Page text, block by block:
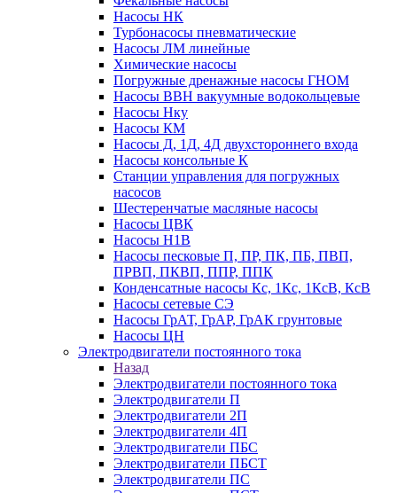
Насосы НК
Турбонасосы пневматические
Насосы ЛМ линейные
Химические насосы
Погружные дренажные насосы ГНОМ
Насосы ВВН вакуумные водокольцевые
Насосы Нку
Насосы КМ
Насосы Д, 1Д, 4Д двухстороннего входа
Насосы консольные К
Станции управления для погружных
насосов
Шестеренчатые масляные насосы
Насосы ЦВК
Насосы Н1В
Насосы песковые П, ПР, ПК, ПБ, ПВП,
ПРВП, ПКВП, ППР, ППК
Конденсатные насосы Кс, 1Кс, 1КсВ, КсВ
Насосы сетевые СЭ
Насосы ГрАТ, ГрАР, ГрАК грунтовые
Насосы ЦН
Электродвигатели постоянного тока
Назад
Электродвигатели постоянного тока
Электродвигатели П
Электродвигатели 2П
Электродвигатели 4П
Электродвигатели ПБС
Электродвигатели ПБСТ
Электродвигатели ПС